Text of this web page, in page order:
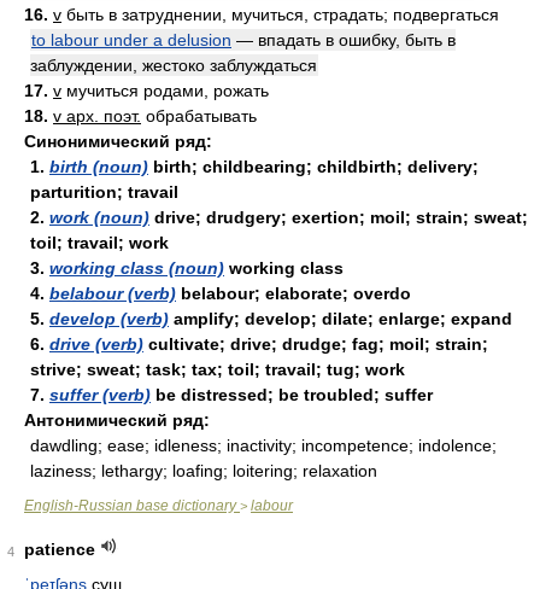
16. v быть в затруднении, мучиться, страдать; подвергаться
to labour under a delusion — впадать в ошибку, быть в
заблуждении, жестоко заблуждаться
17. v мучиться родами, рожать
18. v арх. поэт. обрабатывать
Синонимический ряд:
1. birth (noun) birth; childbearing; childbirth; delivery;
parturition; travail
2. work (noun) drive; drudgery; exertion; moil; strain; sweat;
toil; travail; work
3. working class (noun) working class
4. belabour (verb) belabour; elaborate; overdo
5. develop (verb) amplify; develop; dilate; enlarge; expand
6. drive (verb) cultivate; drive; drudge; fag; moil; strain;
strive; sweat; task; tax; toil; travail; tug; work
7. suffer (verb) be distressed; be troubled; suffer
Антонимический ряд:
dawdling; ease; idleness; inactivity; incompetence; indolence;
laziness; lethargy; loafing; loitering; relaxation
English-Russian base dictionary> labour
4
patience
ˈpeɪʃəns сущ.